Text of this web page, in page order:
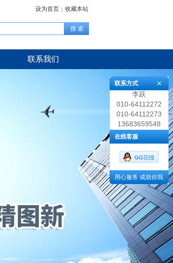
设为首页 | 收藏本站
联系我们
联系方式
李跃
010-64112272
010-64112273
13683659548
在线客服
用心服务 成就你我